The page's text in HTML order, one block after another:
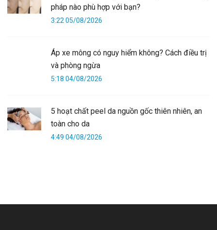
pháp nào phù hợp với bạn?
3:22 05/08/2026
Áp xe mông có nguy hiểm không? Cách điều trị
và phòng ngừa
5:18 04/08/2026
5 hoạt chất peel da nguồn gốc thiên nhiên, an
toàn cho da
4:49 04/08/2026